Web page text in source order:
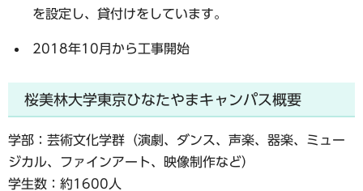
を設定し、貸付けをしています。
2018年10月から工事開始
桜美林大学東京ひなたやまキャンパス概要
学部：芸術文化学群（演劇、ダンス、声楽、器楽、ミュー
ジカル、ファインアート、映像制作など）
学生数：約1600人